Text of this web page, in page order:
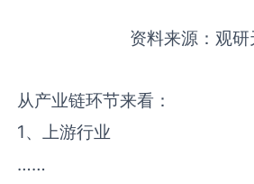
资料来源：观
从产业链环节来看：
1、上游行业
……